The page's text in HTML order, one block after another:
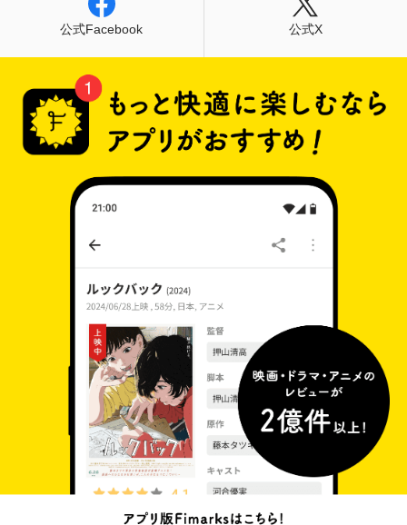
公式Facebook 公式X